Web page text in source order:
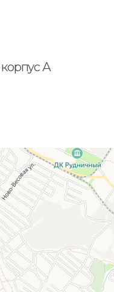
А